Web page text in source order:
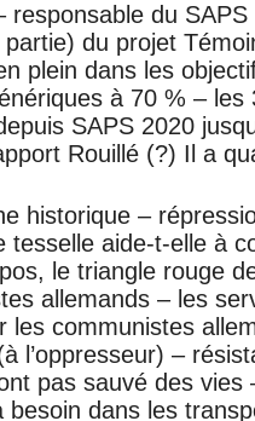
responsable du
du projet
plein dans les
à 70 % –
SAPS 2020
Rouillé (?) Il a
historique –
tesselle aide-t-elle à
le triangle rouge
allemands – les
les communistes
l’oppresseur) –
pas sauvé des vies
besoin dans les